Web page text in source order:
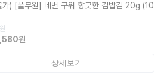
가) [풀무원] 네번 구워 향긋한 김밥김 20g (10
원
원
상세보기